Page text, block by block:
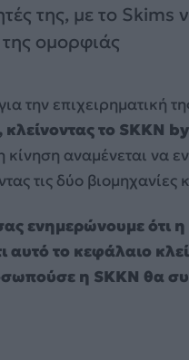
της, με το Skims
ομορφιάς
την επιχειρηματική
το SKKN
κίνηση αναμένεται να
τις δύο
ενημερώνουμε ότι η
αυτό το κεφάλαιο
η SKKN θα